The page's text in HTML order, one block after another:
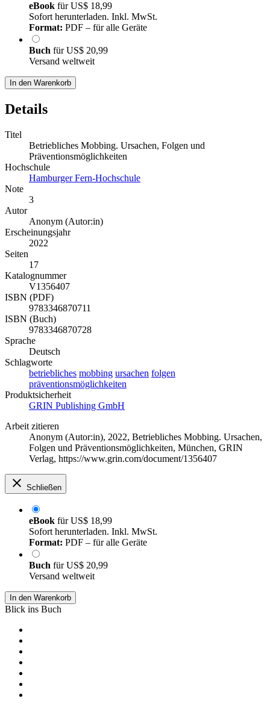
eBook fürUS$ 18,99
Sofort herunterladen. Inkl. MwSt.
Format: PDF – für alle Geräte
Buch fürUS$ 20,99
Versand weltweit
In den Warenkorb
Details
Titel
Betriebliches Mobbing. Ursachen, Folgen und
Präventionsmöglichkeiten
Hochschule
Hamburger Fern-Hochschule
Note
3
Autor
Anonym (Autor:in)
Erscheinungsjahr
2022
Seiten
17
Katalognummer
V1356407
ISBN (PDF)
9783346870711
ISBN (Buch)
9783346870728
Sprache
Deutsch
Schlagworte
betriebliches mobbing ursachen folgen
präventionsmöglichkeiten
Produktsicherheit
GRIN Publishing GmbH
Arbeit zitieren
Anonym (Autor:in), 2022, Betriebliches Mobbing. Ursachen,
Folgen und Präventionsmöglichkeiten, München, GRIN
Verlag, https://www.grin.com/document/1356407
Schließen
eBook fürUS$ 18,99
Sofort herunterladen. Inkl. MwSt.
Format: PDF – für alle Geräte
Buch fürUS$ 20,99
Versand weltweit
In den Warenkorb
Blick ins Buch